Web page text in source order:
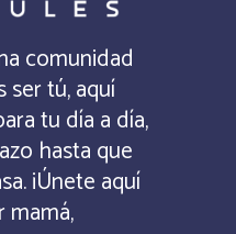
comunidad
tú, aquí
tu día a día,
hasta que
¡Únete aquí
mamá,